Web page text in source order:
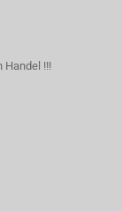
Handel !!!